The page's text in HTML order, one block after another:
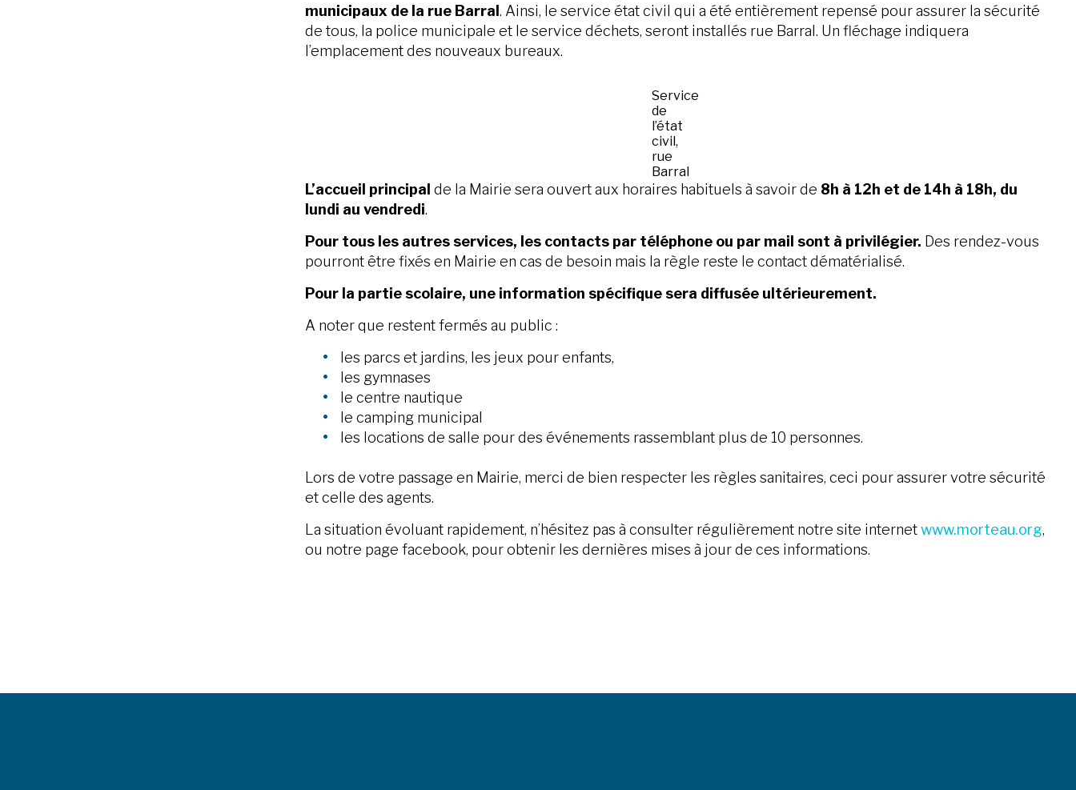
municipaux de la rue Barral . Ainsi, le service état civil qui a été entièrement repensé pour assurer la sécurité
de tous, la police municipale et le service déchets, seront installés rue Barral. Un fléchage indiquera
l’emplacement des nouveaux bureaux.
Service
de
l’état
civil,
rue
Barral
L’accueil principal de la Mairie sera ouvert aux horaires habituels à savoir de 8h à 12h et de 14h à 18h, du
lundi au vendredi.
Pour tous les autres services, les contacts par téléphone ou par mail sont à privilégier. Des rendez-vous
pourront être fixés en Mairie en cas de besoin mais la règle reste le contact dématérialisé.
Pour la partie scolaire, une information spécifique sera diffusée ultérieurement.
A noter que restent fermés au public :
les parcs et jardins, les jeux pour enfants,
les gymnases
le centre nautique
le camping municipal
les locations de salle pour des événements rassemblant plus de 10 personnes.
Lors de votre passage en Mairie, merci de bien respecter les règles sanitaires, ceci pour assurer votre sécurité
et celle des agents.
La situation évoluant rapidement, n’hésitez pas à consulter régulièrement notre site internetwww.morteau.org,
ou notre page facebook, pour obtenir les dernières mises à jour de ces informations.